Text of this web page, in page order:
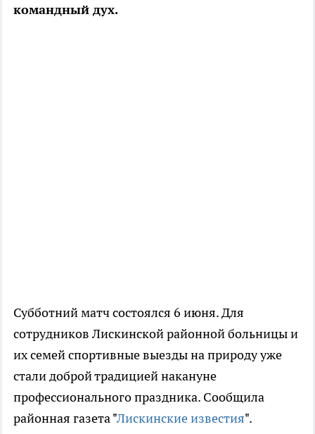
командный дух.
Субботний матч состоялся 6 июня. Для
сотрудников Лискинской районной больницы и
их семей спортивные выезды на природу уже
стали доброй традицией накануне
профессионального праздника. Сообщила
районная газета "Лискинские известия".